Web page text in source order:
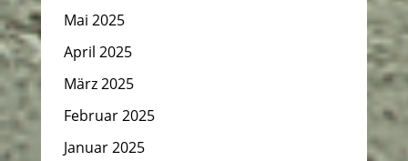
Mai 2025
April 2025
März 2025
Februar 2025
Januar 2025